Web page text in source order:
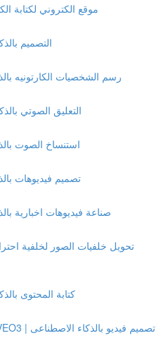
موقع الكتروني لكتابة
التصميم
رسم الشخصيات الكارتونيه
التعليق الصوتي
استنساخ الصوت
تصميم فيديوهات
صناعة فيديوهات اخبارية
تحويل خلفيات الصور لخلفية
كتابة المحتوى